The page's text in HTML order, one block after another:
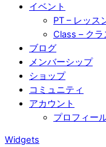
イベント
PT – レッス
Class – クラ
ブログ
メンバーシップ
ショップ
コミュニティ
アカウント
プロフィー
Widgets